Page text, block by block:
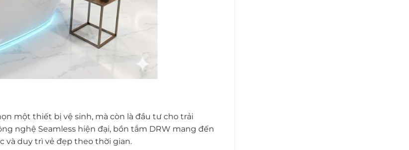
một thiết bị vệ sinh, mà còn là đầu tư cho trải
nghệ Seamless hiện đại, bồn tắm DRW mang đến
và duy trì vẻ đẹp theo thời gian.